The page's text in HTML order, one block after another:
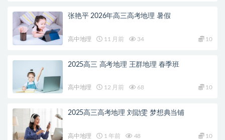
张艳平 2026年高三高考地理 暑假
高中地理 11 月前 34 10
2025高三 高考地理 王群地理 春季班
高中地理 12 月前 68 10
2025高三高考地理 刘勖雯 梦想典当铺
高中地理 1 年前 48 10